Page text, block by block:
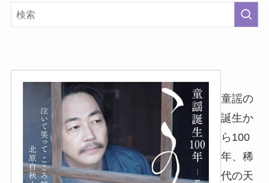
童謡の
誕生か
ら100
年、稀
代の天